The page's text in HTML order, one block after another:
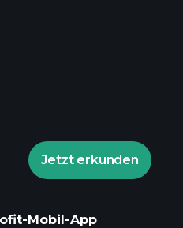
Jetzt erkunden
Mobil-App